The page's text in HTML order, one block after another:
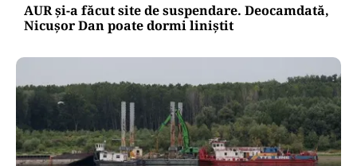
AUR și-a făcut site de suspendare. Deocamdată,
Nicușor Dan poate dormi liniștit